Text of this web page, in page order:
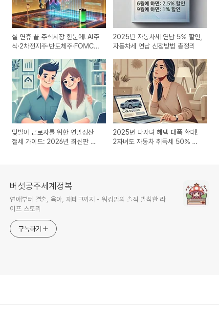
설 연휴 끝 주식시장 한눈에! AI주
식·2차전지주·반도체주·FOMC
2025년 자동차세 연납 5% 할인,
자동차세 연납 신청방법 총정리
맞벌이 근로자를 위한 연말정산
절세 가이드: 2026년 최신판 완
2025년 다자녀 혜택 대폭 확대!
2자녀도 자동차 취득세 50% 감
버섯공주세계정복
연애부터 결혼, 육아, 재테크까지 - 워킹맘의 솔직 발칙한 라
이프 스토리
구독하기